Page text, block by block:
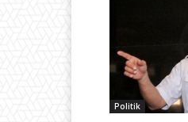
Politik